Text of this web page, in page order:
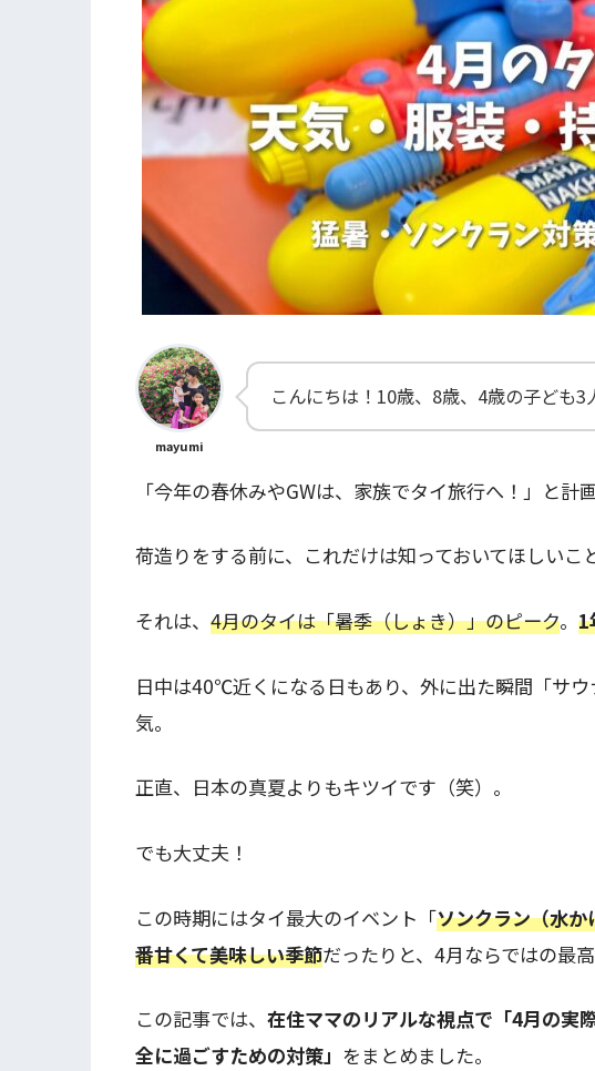
mayumi
こんにちは！10歳、8歳、4歳の子ども3
「今年の春休みやGWは、家族でタイ旅行へ！」と計
荷造りをする前に、これだけは知っておいてほしいこと
それは、 4月のタイは「暑季（しょき）」のピーク。 1
日中は40℃近くになる日もあり、外に出た瞬間「サ
気。
正直、日本の真夏よりもキツイです（笑）。
でも大丈夫！
この時期にはタイ最大のイベント「ソンクラン（水か
番甘くて美味しい季節だったりと、4月ならではの最
この記事では、 在住ママのリアルな視点で「4月の実
全に過ごすための対策」 をまとめました。